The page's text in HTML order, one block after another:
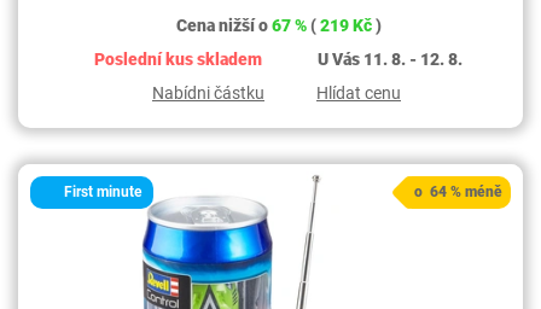
Cena nižší o67 %(219 Kč)
Poslední kus skladem
U Vás 11. 8. - 12. 8.
Nabídni částku
Hlídat cenu
First minute o 64 % méně